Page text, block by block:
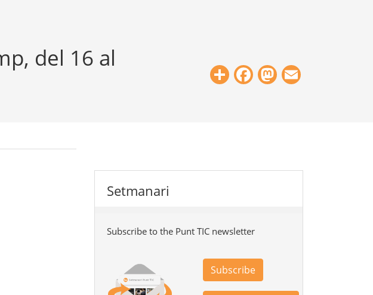
del 16 al
ShareFacebook
Mastodon
Setmanari
Subscribe to the Punt TIC newsletter
Subscribe